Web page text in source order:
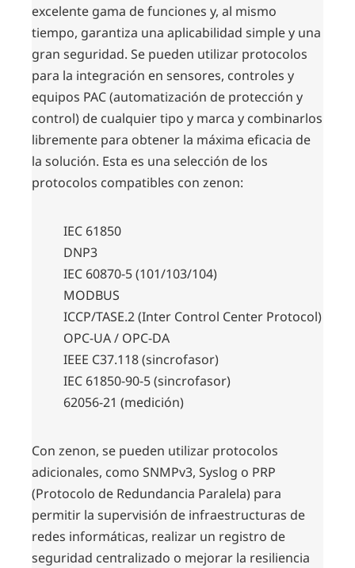
excelente gama de funciones y, al mismo
tiempo, garantiza una aplicabilidad simple y una
gran seguridad. Se pueden utilizar protocolos
para la integración en sensores, controles y
equipos PAC (automatización de protección y
control) de cualquier tipo y marca y combinarlos
libremente para obtener la máxima eficacia de
la solución. Esta es una selección de los
protocolos compatibles con zenon:
IEC 61850
DNP3
IEC 60870-5 (101/103/104)
MODBUS
ICCP/TASE.2 (Inter Control Center Protocol)
OPC-UA / OPC-DA
IEEE C37.118 (sincrofasor)
IEC 61850-90-5 (sincrofasor)
62056-21 (medición)
Con zenon, se pueden utilizar protocolos
adicionales, como SNMPv3, Syslog o PRP
(Protocolo de Redundancia Paralela) para
permitir la supervisión de infraestructuras de
redes informáticas, realizar un registro de
seguridad centralizado o mejorar la resiliencia